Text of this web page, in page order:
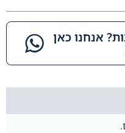
אנחנו כאן